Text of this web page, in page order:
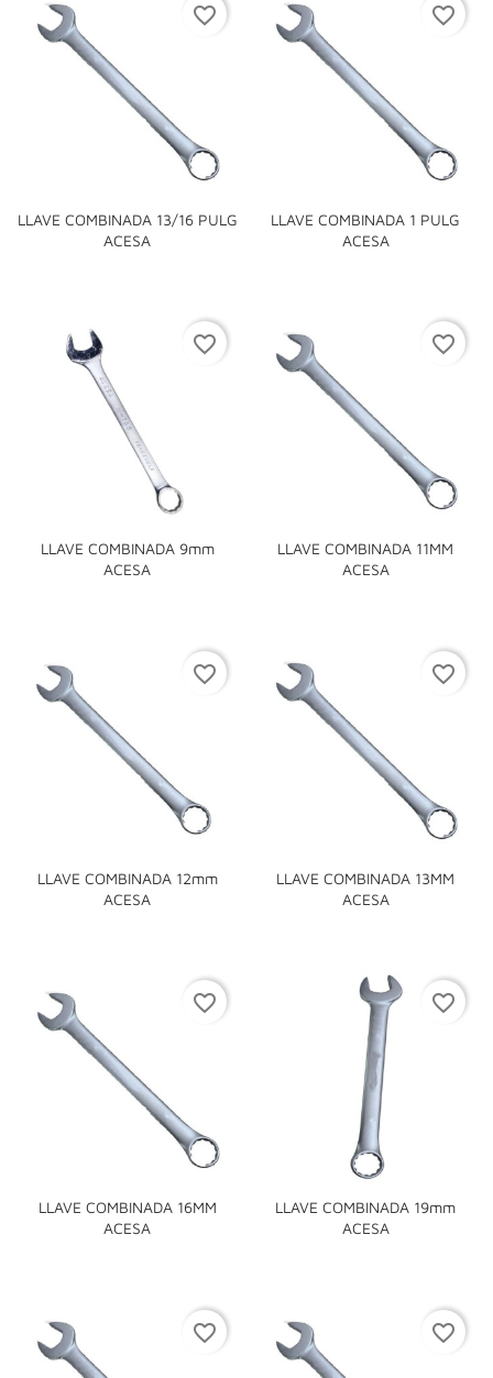
LLAVE COMBINADA 13/16 PULG
ACESA
favorite_border
LLAVE COMBINADA 1 PULG
ACESA
favorite_border
LLAVE COMBINADA 9mm
ACESA
favorite_border
LLAVE COMBINADA 11MM
ACESA
favorite_border
LLAVE COMBINADA 12mm
ACESA
favorite_border
LLAVE COMBINADA 13MM
ACESA
favorite_border
LLAVE COMBINADA 16MM
ACESA
favorite_border
LLAVE COMBINADA 19mm
ACESA
favorite_border
favorite_border favorite_border